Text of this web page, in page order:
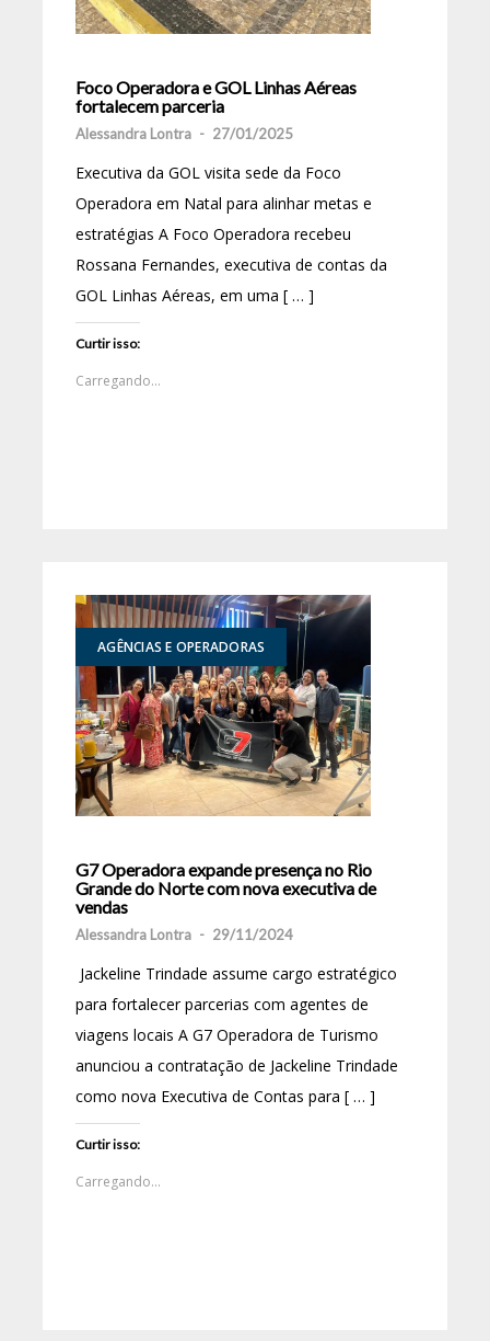
Foco Operadora e GOL Linhas Aéreas
fortalecem parceria
Alessandra Lontra - 27/01/2025
Executiva da GOL visita sede da Foco
Operadora em Natal para alinhar metas e
estratégias A Foco Operadora recebeu
Rossana Fernandes, executiva de contas da
GOL Linhas Aéreas, em uma [ … ]
Curtir isso:
Carregando...
AGÊNCIAS E OPERADORAS
G7 Operadora expande presença no Rio
Grande do Norte com nova executiva de
vendas
Alessandra Lontra - 29/11/2024
Jackeline Trindade assume cargo estratégico
para fortalecer parcerias com agentes de
viagens locais A G7 Operadora de Turismo
anunciou a contratação de Jackeline Trindade
como nova Executiva de Contas para [ … ]
Curtir isso:
Carregando...